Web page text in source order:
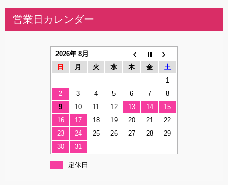
営業日カレンダー
2026年 8月
日
月 火 水 木 金
土
1
2
3 4 5 6 7
8
9
10 11 12 13 14
15
16
17 18 19 20 21
22
23
24 25 26 27 28
29
30
31
定休日